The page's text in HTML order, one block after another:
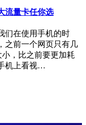
流量卡任你选
们在使用手机的时
之前一个网页只有几
，比之前要更加耗
机上看视…